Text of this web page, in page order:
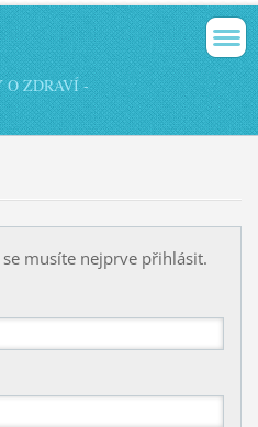
O ZDRAVÍ -
musíte nejprve přihlásit.